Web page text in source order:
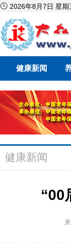
 2026年8月7日 星期
健康新闻
健康新闻
“00